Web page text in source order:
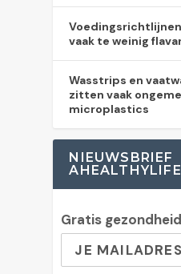
vaak te weinig
Wasstrips en
zitten vaak
microplastics
NIEUWSBRIEF
AHEALTHYLIFE
Gratis